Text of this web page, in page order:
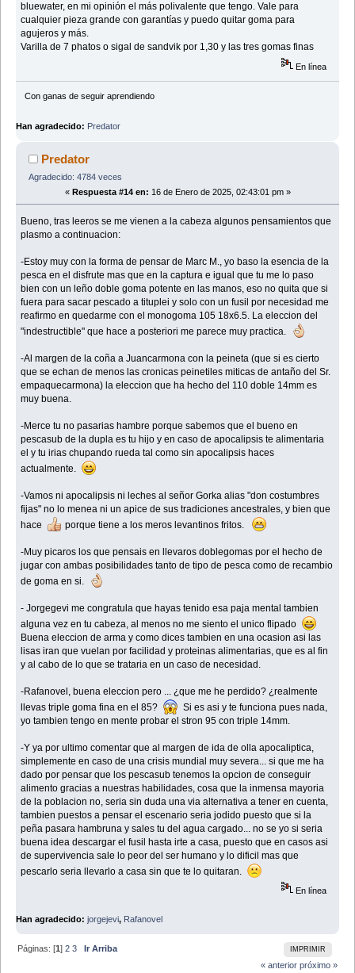
bluewater, en mi opinión el más polivalente que tengo. Vale para
cualquier pieza grande con garantías y puedo quitar goma para
agujeros y más.
Varilla de 7 phatos o sigal de sandvik por 1,30 y las tres gomas finas
En línea
Con ganas de seguir aprendiendo
Han agradecido: Predator
Predator
Agradecido: 4784 veces
« Respuesta #14 en: 16 de Enero de 2025, 02:43:01 pm »
Bueno, tras leeros se me vienen a la cabeza algunos pensamientos que
plasmo a continuacion:
-Estoy muy con la forma de pensar de Marc M., yo baso la esencia de la
pesca en el disfrute mas que en la captura e igual que tu me lo paso
bien con un leño doble goma potente en las manos, eso no quita que si
fuera para sacar pescado a tituplei y solo con un fusil por necesidad me
reafirmo en quedarme con el monogoma 105 18x6.5. La eleccion del
"indestructible" que hace a posteriori me parece muy practica.
-Al margen de la coña a Juancarmona con la peineta (que si es cierto
que se echan de menos las cronicas peinetiles miticas de antaño del Sr.
empaquecarmona) la eleccion que ha hecho del 110 doble 14mm es
muy buena.
-Merce tu no pasarias hambre porque sabemos que el bueno en
pescasub de la dupla es tu hijo y en caso de apocalipsis te alimentaria
el y tu irias chupando rueda tal como sin apocalipsis haces
actualmente.
-Vamos ni apocalipsis ni leches al señor Gorka alias "don costumbres
fijas" no lo menea ni un apice de sus tradiciones ancestrales, y bien que
hace
porque tiene a los meros levantinos fritos.
-Muy picaros los que pensais en llevaros doblegomas por el hecho de
jugar con ambas posibilidades tanto de tipo de pesca como de recambio
de goma en si.
- Jorgegevi me congratula que hayas tenido esa paja mental tambien
alguna vez en tu cabeza, al menos no me siento el unico flipado
Buena eleccion de arma y como dices tambien en una ocasion asi las
lisas iran que vuelan por facilidad y proteinas alimentarias, que es al fin
y al cabo de lo que se trataria en un caso de necesidad.
-Rafanovel, buena eleccion pero ... ¿que me he perdido? ¿realmente
llevas triple goma fina en el 85?
Si es asi y te funciona pues nada,
yo tambien tengo en mente probar el stron 95 con triple 14mm.
-Y ya por ultimo comentar que al margen de ida de olla apocaliptica,
simplemente en caso de una crisis mundial muy severa... si que me ha
dado por pensar que los pescasub tenemos la opcion de conseguir
alimento gracias a nuestras habilidades, cosa que la inmensa mayoria
de la poblacion no, seria sin duda una via alternativa a tener en cuenta,
tambien puestos a pensar el escenario seria jodido puesto que si la
peña pasara hambruna y sales tu del agua cargado... no se yo si seria
buena idea descargar el fusil hasta irte a casa, puesto que en casos asi
de supervivencia sale lo peor del ser humano y lo dificil mas que
pescarlo seria llevarlo a casa sin que te lo quitaran.
En línea
Han agradecido: jorgejevi, Rafanovel
IMPRIMIR
Páginas: [1]2 3
Ir Arriba
« anterior próximo »